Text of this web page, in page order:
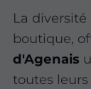
La
boutique,
d'Agenais
toutes leurs